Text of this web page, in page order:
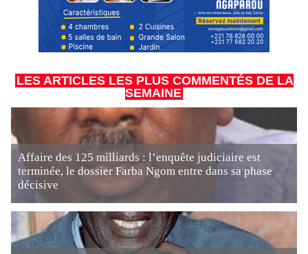
LES ARTICLES LES PLUS COMMENTÉS DE LA
SEMAINE
Affaire des 125 milliards : l’enquête judiciaire est
terminée, le dossier Farba Ngom entre dans sa phase
décisive